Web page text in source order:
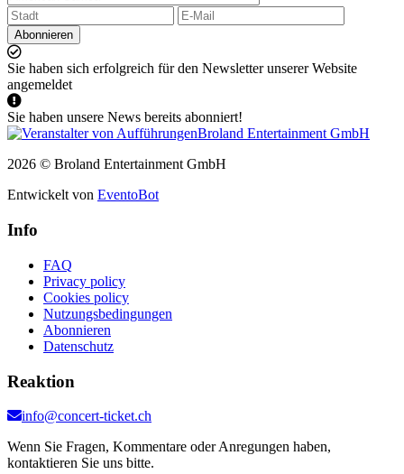
Abonnieren
Sie haben sich erfolgreich für den Newsletter unserer Website
angemeldet
Sie haben unsere News bereits abonniert!
2026 © Broland Entertainment GmbH
Entwickelt von EventoBot
Info
FAQ
Privacy policy
Cookies policy
Nutzungsbedingungen
Abonnieren
Datenschutz
Reaktion
info@concert-ticket.ch
Wenn Sie Fragen, Kommentare oder Anregungen haben,
kontaktieren Sie uns bitte.